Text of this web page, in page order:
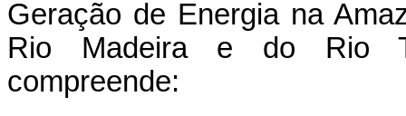
Geração de Energia na
Rio Madeira e do Rio
compreende: